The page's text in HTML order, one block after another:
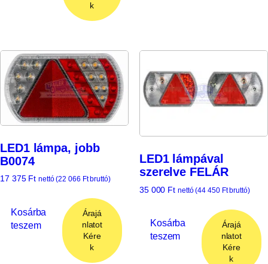
k
LED1 lámpa, jobb
B0074
17 375 Ft nettó (22 066 Ftbruttó)
Kosárba
teszem
Árajá
nlatot
Kére
k
LED1 lámpával
szerelve FELÁR
35 000 Ft nettó (44 450 Ftbruttó)
Kosárba
teszem
Árajá
nlatot
Kére
k